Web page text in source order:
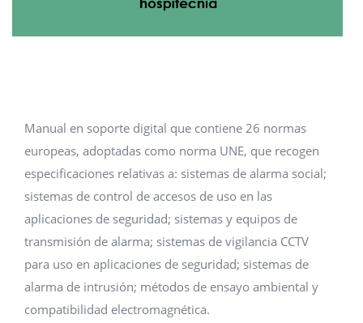
Manual en soporte digital que contiene 26 normas
europeas, adoptadas como norma UNE, que recogen
especificaciones relativas a: sistemas de alarma social;
sistemas de control de accesos de uso en las
aplicaciones de seguridad; sistemas y equipos de
transmisión de alarma; sistemas de vigilancia CCTV
para uso en aplicaciones de seguridad; sistemas de
alarma de intrusión; métodos de ensayo ambiental y
compatibilidad electromagnética.